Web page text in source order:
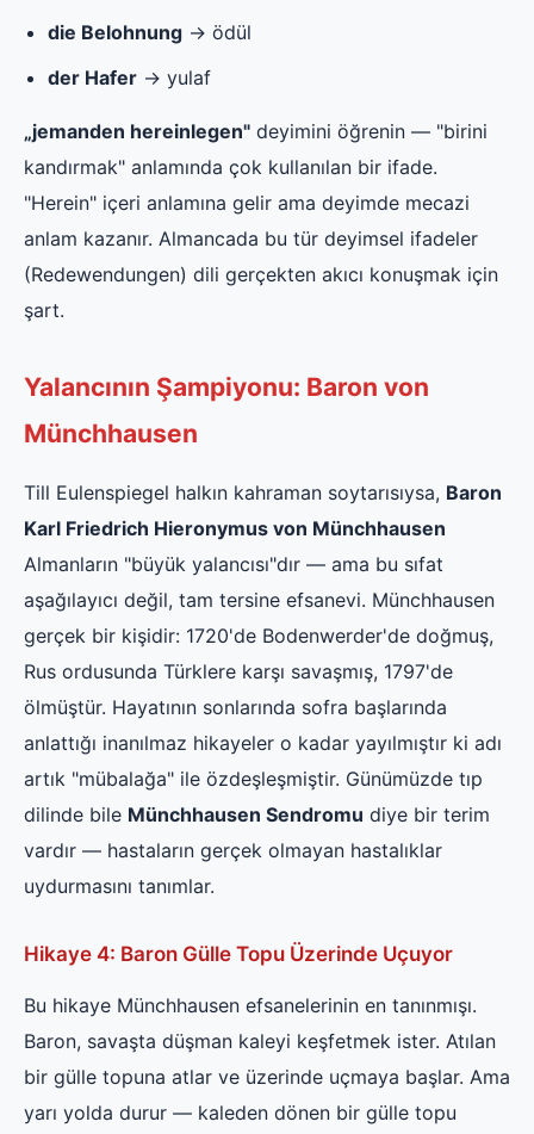
die Belohnung → ödül
der Hafer → yulaf
„jemanden hereinlegen" deyimini öğrenin — "birini
kandırmak" anlamında çok kullanılan bir ifade.
"Herein" içeri anlamına gelir ama deyimde mecazi
anlam kazanır. Almancada bu tür deyimsel ifadeler
(Redewendungen) dili gerçekten akıcı konuşmak için
şart.
Yalancının Şampiyonu: Baron von
Münchhausen
Till Eulenspiegel halkın kahraman soytarısıysa, Baron
Karl Friedrich Hieronymus von Münchhausen
Almanların "büyük yalancısı"dır — ama bu sıfat
aşağılayıcı değil, tam tersine efsanevi. Münchhausen
gerçek bir kişidir: 1720'de Bodenwerder'de doğmuş,
Rus ordusunda Türklere karşı savaşmış, 1797'de
ölmüştür. Hayatının sonlarında sofra başlarında
anlattığı inanılmaz hikayeler o kadar yayılmıştır ki adı
artık "mübalağa" ile özdeşleşmiştir. Günümüzde tıp
dilinde bile Münchhausen Sendromu diye bir terim
vardır — hastaların gerçek olmayan hastalıklar
uydurmasını tanımlar.
Hikaye 4: Baron Gülle Topu Üzerinde Uçuyor
Bu hikaye Münchhausen efsanelerinin en tanınmışı.
Baron, savaşta düşman kaleyi keşfetmek ister. Atılan
bir gülle topuna atlar ve üzerinde uçmaya başlar. Ama
yarı yolda durur — kaleden dönen bir gülle topu